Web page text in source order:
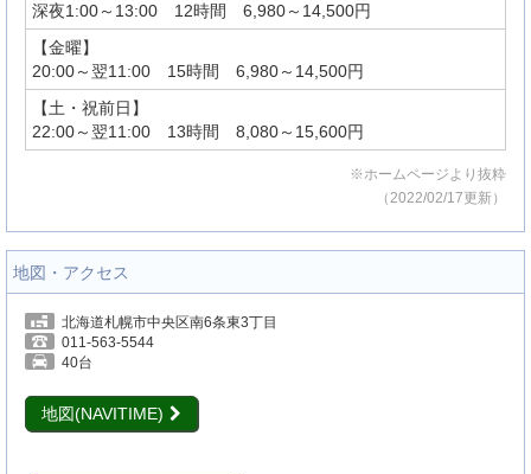
深夜1:00～13:00 12時間 6,980～14,500円
【金曜】
20:00～翌11:00 15時間 6,980～14,500円
【土・祝前日】
22:00～翌11:00 13時間 8,080～15,600円
※ホームページより抜粋
（2022/02/17更新）
地図・アクセス
北海道札幌市中央区南6条東3丁目
011-563-5544
40台
地図(NAVITIME)